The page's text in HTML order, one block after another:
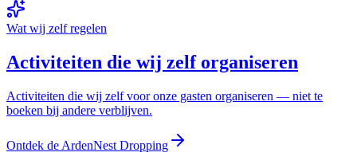
Wat wij zelf regelen
Activiteiten die wij zelf organiseren
Activiteiten die wij zelf voor onze gasten organiseren — niet te
boeken bij andere verblijven.
Ontdek de ArdenNest Dropping